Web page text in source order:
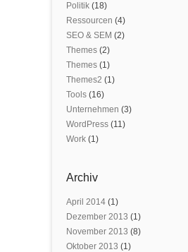
Politik (18)
Ressourcen (4)
SEO & SEM (2)
Themes (2)
Themes (1)
Themes2 (1)
Tools (16)
Unternehmen (3)
WordPress (11)
Work (1)
Archiv
April 2014 (1)
Dezember 2013 (1)
November 2013 (8)
Oktober 2013 (1)